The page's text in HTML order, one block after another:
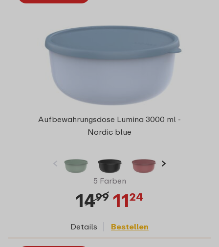
Aufbewahrungsdose Lumina 3000 ml -
Nordic blue
5 Farben
1499 1124
Details Bestellen